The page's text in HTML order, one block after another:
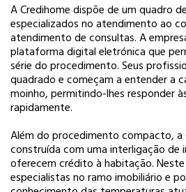
A Credihome dispõe de um quadro
especializados no atendimento ao
atendimento de consultas. A
plataforma digital eletrónica que
série do procedimento. Seus
quadrado e começam a entender a
moinho, permitindo-lhes responder
rapidamente.
Além do procedimento compacto, a
construída com uma interligação de
oferecem crédito à habitação.
especialistas no ramo imobiliário e